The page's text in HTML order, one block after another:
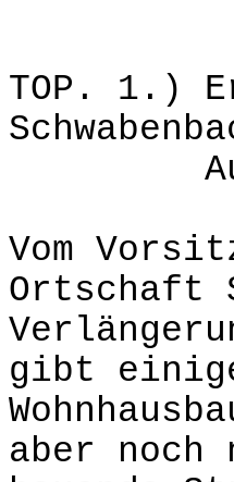
TOP. 1.)
Vom
Ortschaft
gibt
aber